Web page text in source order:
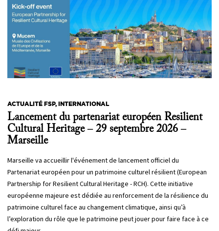
ACTUALITÉ FSP, INTERNATIONAL
Lancement du partenariat européen Resilient
Cultural Heritage – 29 septembre 2026 –
Marseille
Marseille va accueillir l'événement de lancement officiel du
Partenariat européen pour un patrimoine culturel résilient (European
Partnership for Resilient Cultural Heritage - RCH). Cette initiative
européenne majeure est dédiée au renforcement de la résilience du
patrimoine culturel face au changement climatique, ainsi qu’à
l’exploration du rôle que le patrimoine peut jouer pour faire face à ce